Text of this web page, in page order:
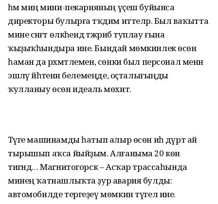
һәм миңә мини-пекарняның үҫеш буйынса
директоры булырға тәҡдим иттеләр. Был ваҡытта
мине сәнәғәт өлкәһендә тәжрибә туплау ғына
ҡыҙыҡһындыра ине. Бындай мөмкинлек өсөн
һаман да рәхмәтлемен, сөнки был персонал менән
эшләү йәһәтенән белемеңде, оҫталығыңды
ҡулланыу өсөн идеаль мөхит.
Тәүге машинамды һатып алыр өсөн иһә дүрт ай
тырышып аҡса йыйҙым. Алғаныма 20 көн
тигәндә… Магнитогорск – Асҡар трассаһында
минең ҡатнашлыҡта ҙур авария булды:
автомобилде тергеҙеү мөмкин түгел ине.